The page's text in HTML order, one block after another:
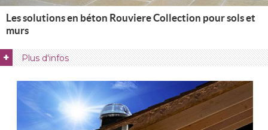
Les solutions en béton Rouviere Collection pour sols et
murs
+ Plus d'infos